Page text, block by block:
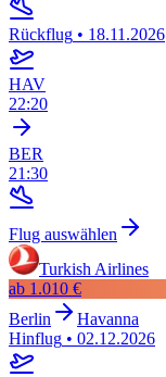
Rückflug • 18.11.2026
HAV
22:20
BER
21:30
Flug auswählen
Turkish Airlines
ab 1.010 €
Berlin
Havanna
Hinflug • 02.12.2026